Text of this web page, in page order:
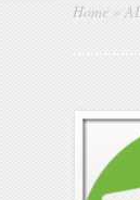
Home »